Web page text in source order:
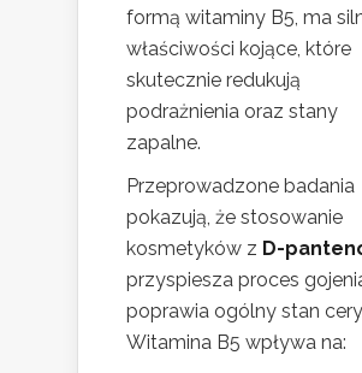
formą witaminy B5, ma
właściwości kojące, które
skutecznie redukują
podrażnienia oraz stany
zapalne.
Przeprowadzone badania
pokazują, że stosowanie
kosmetyków z D-
przyspiesza proces
poprawia ogólny stan
Witamina B5 wpływa na: